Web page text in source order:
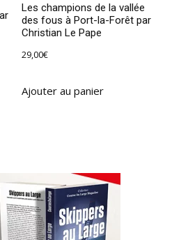
Les champions de la vallée
des fous à Port-la-Forêt par
Christian Le Pape
29,00€
Ajouter au panier